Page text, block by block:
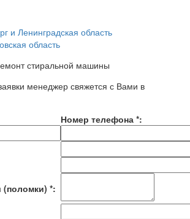
и Ленинградская область
область
стиральной машины
менеджер свяжется с Вами в
Номер телефона *:
(поломки) *: